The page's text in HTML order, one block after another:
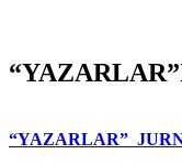
“YAZARLAR”